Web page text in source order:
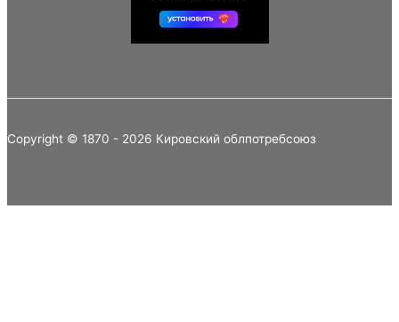
Copyright © 1870 - 2026 Кировский облпотребсоюз